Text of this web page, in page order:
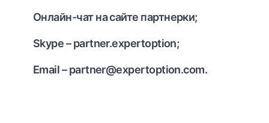
Онлайн-чат на сайте партнерки;
Skype – partner.expertoption;
Email – partner@expertoption.com.